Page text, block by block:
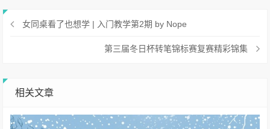
女同桌看了也想学 | 入门教学第2期 by Nope
第三届冬日杯转笔锦标赛复赛精彩锦集
相关文章